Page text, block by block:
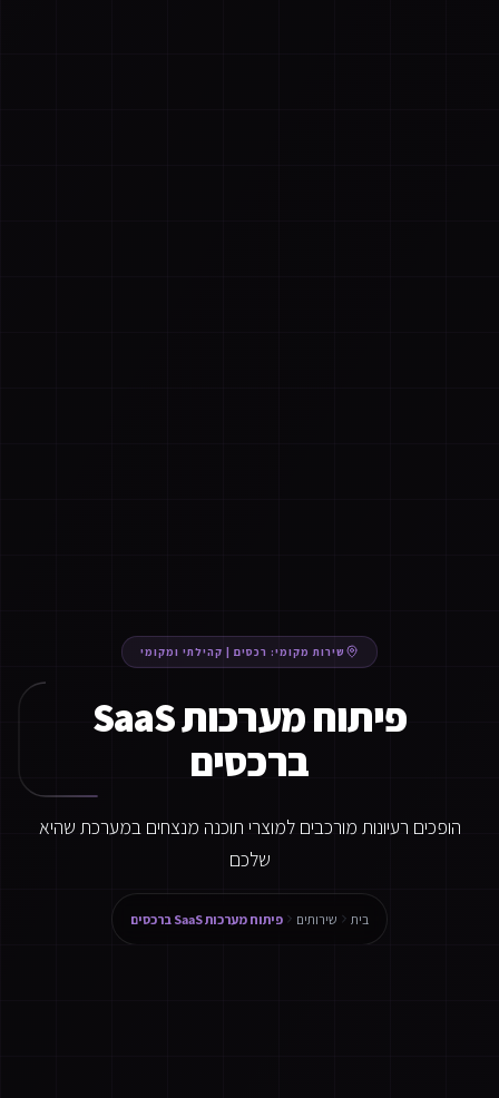
שירות מקומי: רכסים | קהילתי ומקומי
פיתוח מערכות SaaS
ברכסים
הופכים רעיונות מורכבים למוצרי תוכנה מנצחים במערכת שהיא
שלכם
בית שירותים פיתוח מערכות SaaS ברכסים